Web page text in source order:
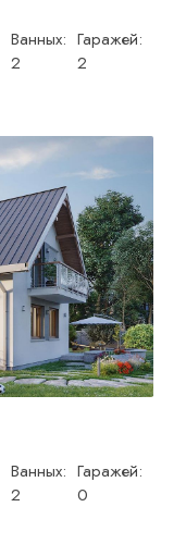
Ванных:
2
Гаражей:
2
Ванных:
2
Гаражей:
0